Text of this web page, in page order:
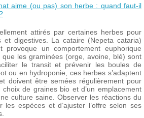
aime (ou pas) son herbe : quand faut-il
attirés par certaines herbes pour
et digestives. La cataire (Nepeta cataria)
provoque un comportement euphorique
les graminées (orge, avoine, blé) sont
le transit et prévenir les boules de
ou en hydroponie, ces herbes s’adaptent
doivent être semées régulièrement pour
de graines bio et d’un emplacement
culture saine. Observer les réactions du
les espèces et d’ajuster l’offre selon ses